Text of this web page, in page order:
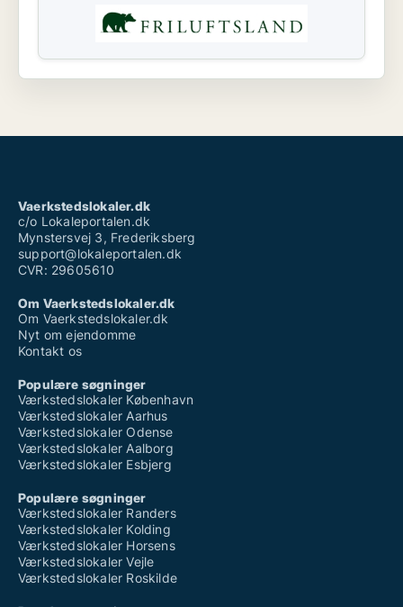
Vaerkstedslokaler.dk
c/o Lokaleportalen.dk
Mynstersvej 3, Frederiksberg
support@lokaleportalen.dk
CVR: 29605610
Om Vaerkstedslokaler.dk
Om Vaerkstedslokaler.dk
Nyt om ejendomme
Kontakt os
Populære søgninger
Værkstedslokaler København
Værkstedslokaler Aarhus
Værkstedslokaler Odense
Værkstedslokaler Aalborg
Værkstedslokaler Esbjerg
Populære søgninger
Værkstedslokaler Randers
Værkstedslokaler Kolding
Værkstedslokaler Horsens
Værkstedslokaler Vejle
Værkstedslokaler Roskilde